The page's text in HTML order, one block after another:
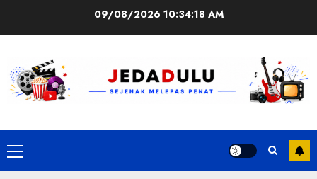
09/08/2026 10:34:18 AM
Primary
Menu